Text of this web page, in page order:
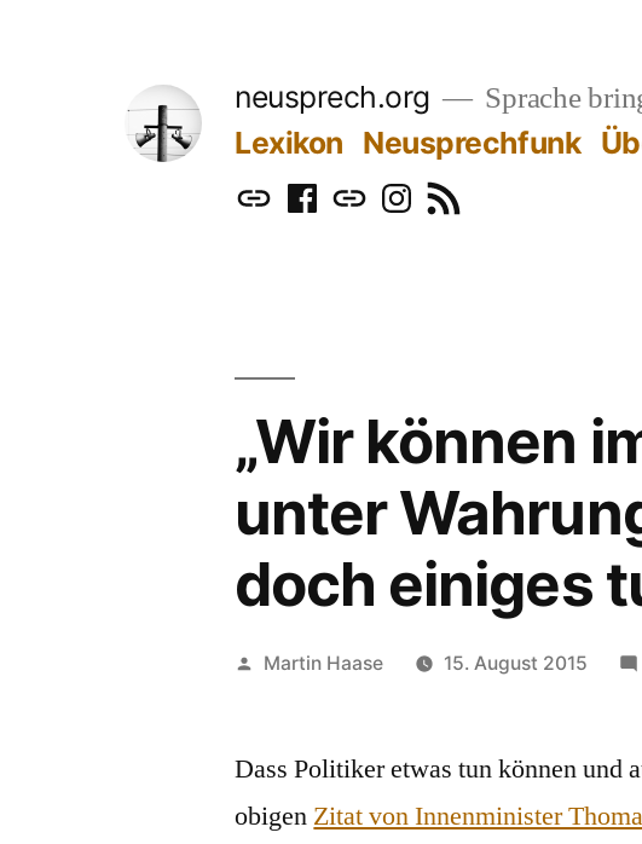
neusprech.org Sprache
Lexikon Neusprechfunk
MastodonFacebook
BlueskyInstagram
RSS
„Wir können
unter
doch einiges
Veröffentlicht
Martin Haase 15. August 2015
Dass Politiker etwas tun können und
obigen Zitat von Innenminister